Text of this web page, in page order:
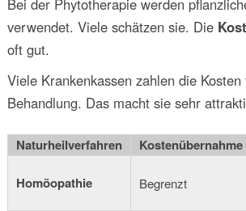
verwendet. Viele schätzen sie. Die
oft gut.
Viele Krankenkassen zahlen die
Behandlung. Das macht sie sehr
Naturheilverfahren Kostenübernahme
Homöopathie Begrenzt